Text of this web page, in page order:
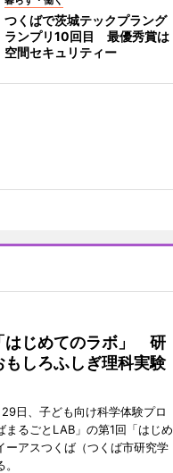
つくばで茨城テックプラング
ランプリ10回目 最優秀賞は
空間セキュリティー
はじめてのラボ」 研
もしろふしぎ理科実験
日、子ども向け科学体験プロ
まるごとLAB」の第1回「はじめ
ーアスつくば（つくば市研究学